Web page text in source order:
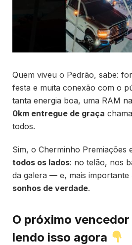
Quem viveu o Pedrão, sabe:
festa e muita conexão com o
tanta energia boa, uma RAM
0km entregue de graça
todos.
Sim, o Cherminho Premiações
todos os lados: no telão, nos
da galera — e, mais importante
sonhos de verdade.
O próximo
lendo isso agora